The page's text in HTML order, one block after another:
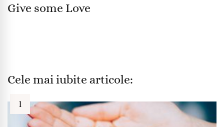
Give some Love
Cele mai iubite articole: